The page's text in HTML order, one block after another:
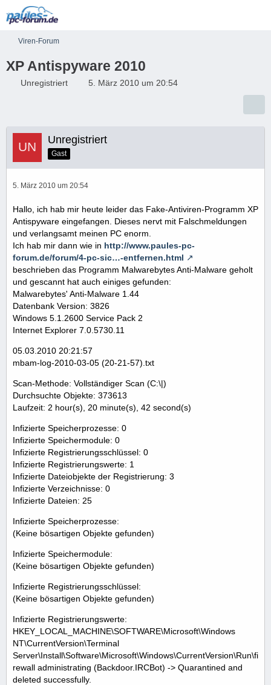
Viren-Forum
XP Antispyware 2010
Unregistriert 5. März 2010 um 20:54
Unregistriert
Gast
5. März 2010 um 20:54
Hallo, ich hab mir heute leider das Fake-Antiviren-Programm XP
Antispyware eingefangen. Dieses nervt mit Falschmeldungen
und verlangsamt meinen PC enorm.
Ich hab mir dann wie in http://www.paules-pc-
forum.de/forum/4-pc-sic…-entfernen.html
beschrieben das Programm Malwarebytes Anti-Malware geholt
und gescannt hat auch einiges gefunden:
Malwarebytes' Anti-Malware 1.44
Datenbank Version: 3826
Windows 5.1.2600 Service Pack 2
Internet Explorer 7.0.5730.11
05.03.2010 20:21:57
mbam-log-2010-03-05 (20-21-57).txt
Scan-Methode: Vollständiger Scan (C:\|)
Durchsuchte Objekte: 373613
Laufzeit: 2 hour(s), 20 minute(s), 42 second(s)
Infizierte Speicherprozesse: 0
Infizierte Speichermodule: 0
Infizierte Registrierungsschlüssel: 0
Infizierte Registrierungswerte: 1
Infizierte Dateiobjekte der Registrierung: 3
Infizierte Verzeichnisse: 0
Infizierte Dateien: 25
Infizierte Speicherprozesse:
(Keine bösartigen Objekte gefunden)
Infizierte Speichermodule:
(Keine bösartigen Objekte gefunden)
Infizierte Registrierungsschlüssel:
(Keine bösartigen Objekte gefunden)
Infizierte Registrierungswerte:
HKEY_LOCAL_MACHINE\SOFTWARE\Microsoft\Windows
NT\CurrentVersion\Terminal
Server\Install\Software\Microsoft\Windows\CurrentVersion\Run\fi
rewall administrating (Backdoor.IRCBot) -> Quarantined and
deleted successfully.